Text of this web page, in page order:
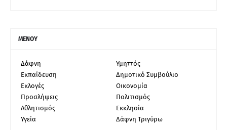
ΜΕΝΟΥ
Δάφνη
Υμηττός
Εκπαίδευση
Δημοτικό Συμβούλιο
Εκλογές
Οικονομία
Προσλήψεις
Πολιτισμός
Αθλητισμός
Εκκλησία
Υγεία
Δάφνη Τριγύρω